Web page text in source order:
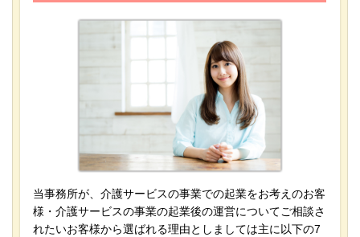
当事務所が、介護サービスの事業での起業をお考えのお客
様・介護サービスの事業の起業後の運営についてご相談さ
れたいお客様から選ばれる理由としましては主に以下の7